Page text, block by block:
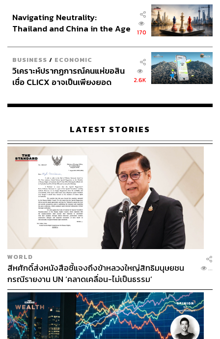
เงินโดยง่าย เพื่อให้ทุกโครงการลงทุนของรัฐอยู่ภายใต้กรอบ
วินัยทางการคลังอย่างแท้จริง.
ปฏิรูปแรงจูงใจภาษี: จากผลิตภัณฑ์บังคับ สู่ “ISA”
ให้ประชาชนเลือกเอง
ด้วยเวลาที่มีเพียง 4 เดือน เอกนิติเลือกแนวทางปฏิรูปเชิง
กฎกระทรวงและพระราชกฤษฎีกา เพื่อให้เกิดผลได้เร็วใน
หนึ่งในแนวทางสำคัญคือการเสนอ Individual Saving
Account (ISA) ระบบลดหย่อนภาษีแบบใหม่ ที่ให้ประชาชนมี
อิสระเลือกการออมและการลงทุนได้เอง แทนระบบเดิมที่ผูก
กับผลิตภัณฑ์เฉพาะ เช่น RMF, LTF หรือประกันชีวิต ซึ่งอาจ
สร้างแรงจูงใจที่บิดเบือนตลาด
สาระสำคัญของ ISA คือ:
ยกเลิกการบังคับผูกกับผลิตภัณฑ์ใดผลิตภัณฑ์หนึ่ง
กำหนดวงเงินลดหย่อนรวม (เช่น 500,000–800,000
บาท)
ให้ผู้เสียภาษีเลือกลงทุนได้เอง ทั้งหุ้น พันธบัตร หรือ
ตลาดต่างประเทศ ตามระดับความเสี่ยงที่ยอมรับได้
แนวคิดนี้ยังสอดคล้องกับโครงการ KLR Plus ที่ต้องการ “ให้
เครดิตกับคนในระบบ” เช่น ผู้ที่ยื่นภาษีอย่างถูกต้องจะได้รับ
สิทธิมากกว่า — ได้เงินเพิ่มจาก 2,000 บาท เป็น 2,400 บาท
Navigating Neutrality:
Thailand and China in the Age
170
BUSINESS / ECONOMIC
วิเคราะห์ปรากฏการณ์คนแห่ขอสิน
เชื่อ CLICX อาจเป็นเพียงยอด
เรือนไทยที่ถูกซุกไว้
2.6K
LATEST STORIES
WORLD
สีหศักดิ์ส่งหนังสือชี้แจงถึงข้าหลวงใหญ่สิทธิมนุษยชน
กรณีรายงาน UN ‘คลาดเคลื่อน-ไม่เป็นธรรม’
...